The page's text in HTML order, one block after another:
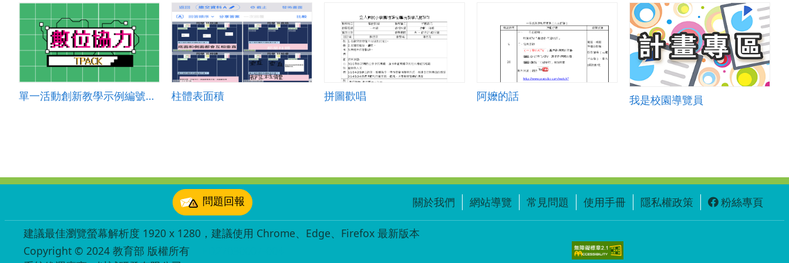
單一活動創新教學示例編號： 國小音樂 2024-002 柱體表面積 拼圖歡唱 阿嬤的話 我是校園導覽員
問題回報 關於我們 網站導覽 常見問題 使用手冊 隱私權政策 粉絲專頁
建議最佳瀏覽螢幕解析度 1920 x 1280，建議使用 Chrome、Edge、Firefox 最新版本
Copyright © 2024 教育部 版權所有